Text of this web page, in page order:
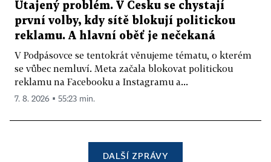
Utajený problém. V Česku se chystají
první volby, kdy sítě blokují politickou
reklamu. A hlavní oběť je nečekaná
V Podpásovce se tentokrát věnujeme tématu, o kterém
se vůbec nemluví. Meta začala blokovat politickou
reklamu na Facebooku a Instagramu a...
7. 8. 2026 ▪ 55:23 min.
DALŠÍ ZPRÁVY